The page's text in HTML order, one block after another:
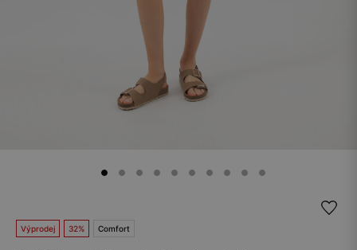
Výprodej 32% Comfort